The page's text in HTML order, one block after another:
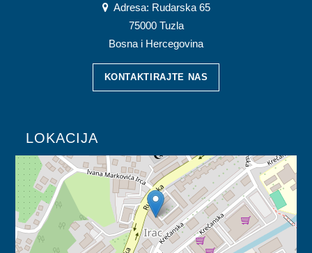
Adresa: Rudarska 65
75000 Tuzla
Bosna i Hercegovina
KONTAKTIRAJTE NAS
LOKACIJA